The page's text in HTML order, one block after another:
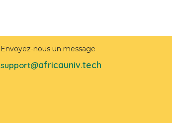
Envoyez-nous un message
support@africauniv.tech